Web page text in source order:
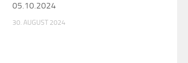
05.10.2024
30. AUGUST 2024